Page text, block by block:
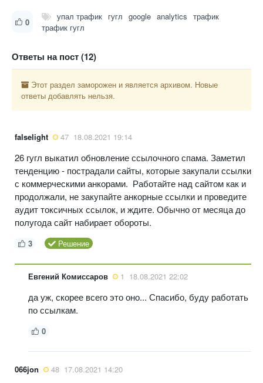
0 упал трафик гугл google analytics трафик
трафик гугл
Ответы на пост (12)
Этот раздел заморожен и является архивом. Новые
ответы добавлять нельзя.
falselight 47 18.08.2021 19:14
26 гугл выкатил обновление ссылочного спама. Заметил
тенденцию - пострадали сайты, которые закупали ссылки
с коммерческими анкорами. Работайте над сайтом как и
продолжали, не закупайте анкорные ссылки и проведите
аудит токсичных ссылок, и ждите. Обычно от месяца до
полугода сайт набирает обороты.
3 Решение
Евгений Комиссаров 1 18.08.2021 22:02
да уж, скорее всего это оно... Спасибо, буду работать
по ссылкам.
0
066jon 48 17.08.2021 14:20